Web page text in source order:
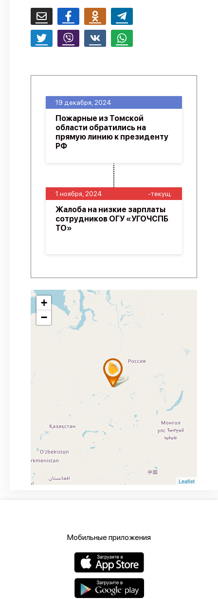
1 ноября, 2024 -текущ.
Жалоба на низкие зарплаты
сотрудников ОГУ «УГОЧСПБ
ТО»
19 декабря, 2024
Пожарные из Томской
области обратились на
прямую линию к президенту
РФ
+
−
Leaflet
Мобильные приложения